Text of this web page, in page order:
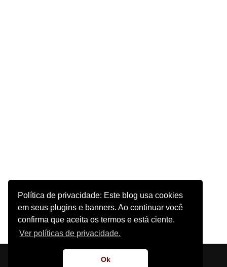
Política de privacidade: Este blog usa cookies
em seus plugins e banners. Ao continuar você
confirma que aceita os termos e está ciente.
Ver políticas de privacidade.
Ok
Sobre o Site